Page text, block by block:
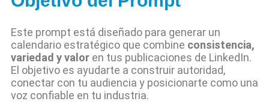
Este prompt está diseñado para generar un
calendario estratégico que combine consistencia,
variedad y valor en tus publicaciones de LinkedIn.
El objetivo es ayudarte a construir autoridad,
conectar con tu audiencia y posicionarte como una
voz confiable en tu industria.